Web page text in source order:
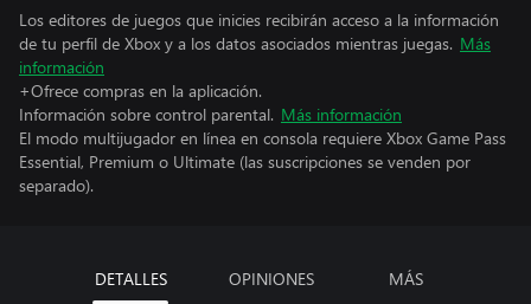
Los editores de juegos que inicies recibirán acceso a la información
de tu perfil de Xbox y a los datos asociados mientras juegas. Más
información
+Ofrece compras en la aplicación.
Información sobre control parental. Más información
El modo multijugador en línea en consola requiere Xbox Game Pass
Essential, Premium o Ultimate (las suscripciones se venden por
separado).
DETALLES OPINIONES MÁS